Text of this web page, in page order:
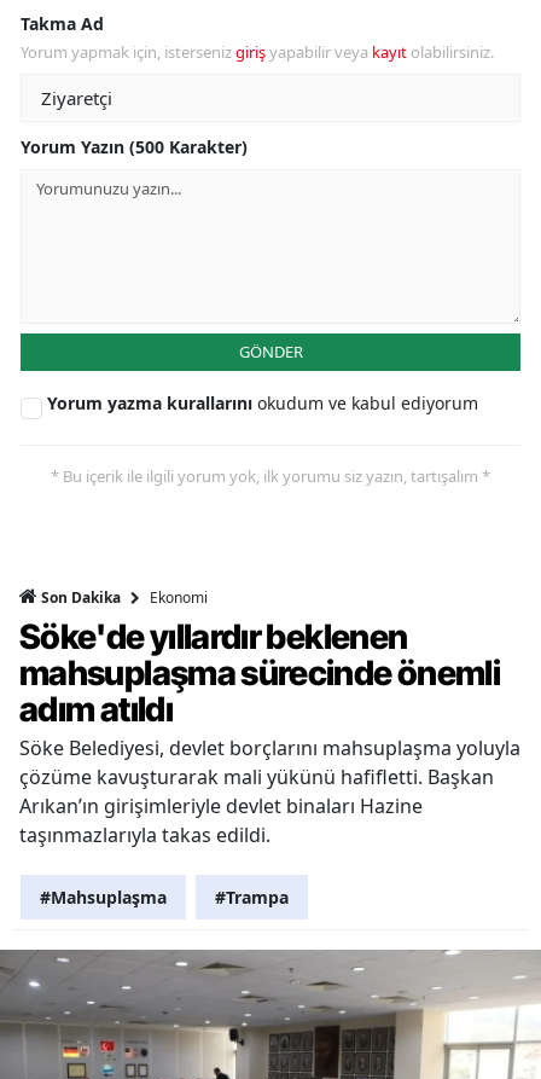
Takma Ad
Yorum yapmak için, istersenizgirişyapabilir veya kayıt olabilirsiniz.
Yorum Yazın (500 Karakter)
GÖNDER
Yorum yazma kurallarını okudum ve kabul ediyorum
* Bu içerik ile ilgili yorum yok, ilk yorumu siz yazın, tartışalım *
Son Dakika Ekonomi
Söke'de yıllardır beklenen
mahsuplaşma sürecinde önemli
adım atıldı
Söke Belediyesi, devlet borçlarını mahsuplaşma yoluyla
çözüme kavuşturarak mali yükünü hafifletti. Başkan
Arıkan’ın girişimleriyle devlet binaları Hazine
taşınmazlarıyla takas edildi.
#Mahsuplaşma #Trampa